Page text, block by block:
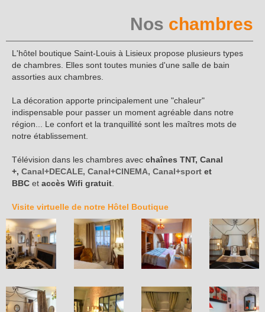
Nos chambres
L'hôtel boutique Saint-Louis à Lisieux propose plusieurs types
de chambres. Elles sont toutes munies d'une salle de bain
assorties aux chambres.
La décoration apporte principalement une "chaleur"
indispensable pour passer un moment agréable dans notre
région... Le confort et la tranquillité sont les maîtres mots de
notre établissement.
Télévision dans les chambres avec chaînes TNT, Canal
+, Canal+DECALE, Canal+CINEMA, Canal+sport et
BBC et accès Wifi gratuit.
Visite virtuelle de notre Hôtel Boutique